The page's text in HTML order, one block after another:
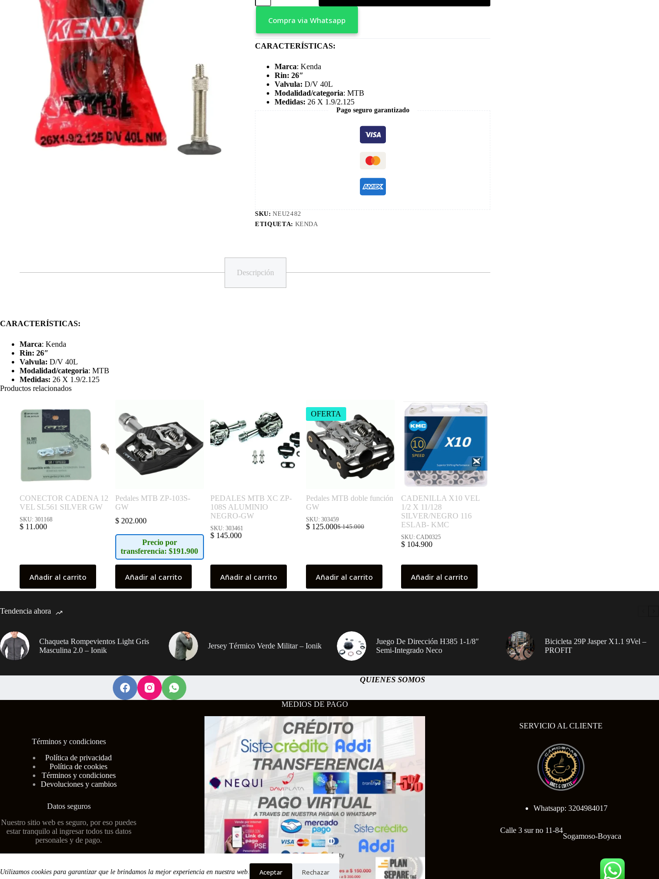
Utilizamos cookies para garantizar que le brindamos la mejor experiencia en nuestra web. Aceptar Rechazar
X
40L
Compra via Whatsapp
CARACTERÍSTICAS:
Marca: Kenda
Rin: 26″
Valvula: D/V 40L
Modalidad/categoria: MTB
Medidas: 26 X 1.9/2.125
Pago seguro garantizado
SKU:NEU2482
ETIQUETA: KENDA
Descripción
CARACTERÍSTICAS:
Marca: Kenda
Rin: 26″
Valvula: D/V 40L
Modalidad/categoria: MTB
Medidas: 26 X 1.9/2.125
Productos relacionados
CONECTOR CADENA 12
VEL SL561 SILVER GW
SKU: 301168
$ 11.000
Añadir al carrito
Pedales MTB ZP-103S-
GW
$202.000
Precio por
transferencia: $191.900
Añadir al carrito
PEDALES MTB XC ZP-
108S ALUMINIO
NEGRO-GW
SKU: 303461
$ 145.000
Añadir al carrito
OFERTA
Pedales MTB doble función
GW
SKU: 303459
$145.000
El
$ 145.000.
$125.000El
$ 125.000.
Añadir al carrito
CADENILLA X10 VEL
1/2 X 11/128
SILVER/NEGRO 116
ESLAB- KMC
SKU: CAD0325
$ 104.900
Añadir al carrito
Tendencia ahora
Chaqueta Rompevientos Light Gris
Masculina 2.0 – Ionik
Jersey Térmico Verde Militar – Ionik
Juego De Dirección H385 1-1/8″
Semi-Integrado Neco
Bicicleta 29P Jasper X1.1 9Vel –
PROFIT
QUIENES SOMOS
Términos y condiciones
Política de privacidad
Política de cookies
Términos y condiciones
Devoluciones y cambios
Datos seguros
Nuestro sitio web es seguro, por eso puedes
estar tranquilo al ingresar todos tus datos
personales y de pago.
MEDIOS DE PAGO
SERVICIO AL CLIENTE
Whatsapp: 3204984017
Calle 3 sur no 11-84
Sogamoso-Boyaca